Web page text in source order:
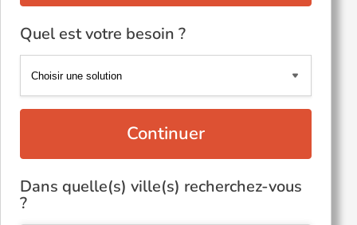
Quel est votre besoin ?
Continuer
Dans quelle(s) ville(s) recherchez-vous
?